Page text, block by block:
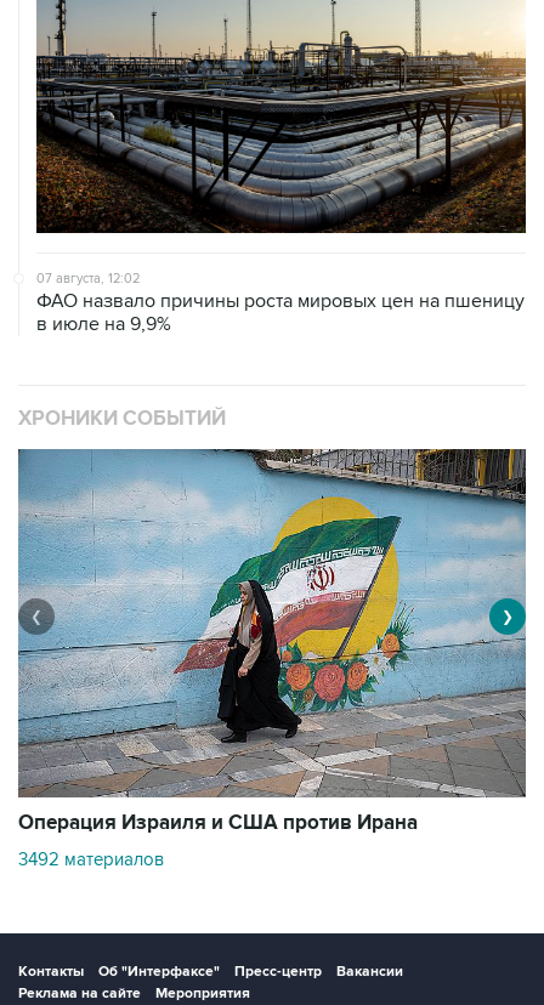
07 августа, 12:02
ФАО назвало причины роста мировых цен на пшеницу
в июле на 9,9%
ХРОНИКИ СОБЫТИЙ
Операция Израиля и США против Ирана
3492 материалов
❮ ❯
Контакты Об "Интерфаксе" Пресс-центр
Вакансии
Реклама на сайте
Мероприятия